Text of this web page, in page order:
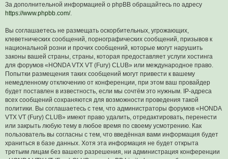
За дополнительной информацией о phpBB обращайтесь по адресу
https://www.phpbb.com/.
Вы соглашаетесь не размещать оскорбительных, угрожающих,
клеветнических сообщений, порнографических сообщений, призывов к
национальной розни и прочих сообщений, которые могут нарушить
законы вашей страны, страны, которая предоставляет услуги хостинга
для форумов «HONDA VTX VT (Fury) CLUB» или международное право.
Попытки размещения таких сообщений могут привести к вашему
немедленному отключению от конференции, при этом ваш провайдер
будет поставлен в известность, если мы сочтём это нужным. IP-адреса
всех сообщений сохраняются для возможности проведения такой
политики. Вы соглашаетесь с тем, что администраторы форумов «HONDA
VTX VT (Fury) CLUB» имеют право удалить, отредактировать, перенести
или закрыть любую тему в любое время по своему усмотрению. Как
пользователь вы согласны с тем, что введённая вами информация будет
храниться в базе данных. Хотя эта информация не будет открыта
третьим лицам без вашего разрешения, ни администрация конференции